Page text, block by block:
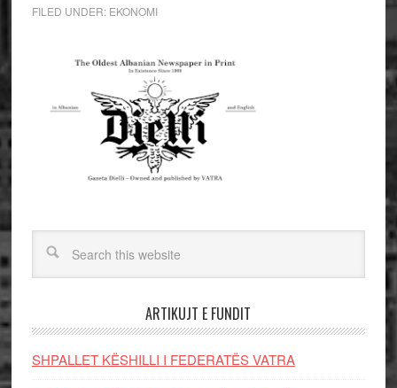
FILED UNDER: EKONOMI
ARTIKUJT E FUNDIT
SHPALLET KËSHILLI I FEDERATËS VATRA